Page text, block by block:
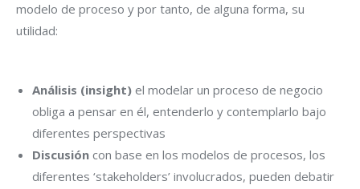
modelo de proceso y por tanto, de alguna forma, su
utilidad:
Análisis (insight) el modelar un proceso de negocio
obliga a pensar en él, entenderlo y contemplarlo bajo
diferentes perspectivas
Discusión con base en los modelos de procesos, los
diferentes ‘stakeholders’ involucrados, pueden debatir